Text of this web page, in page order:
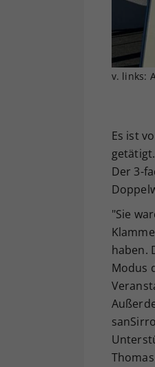
v. links:
Es ist
getätigt.
Der 3-
"Sie
haben.
Modus